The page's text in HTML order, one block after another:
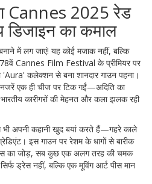
Cannes 2025 रेड
डिजाइन का कमाल
में लग जाएं! यह कोई मजाक नहीं, बल्कि
Cannes Film Festival के प्रीमियर पर
कलेक्शन से बना शानदार गाउन पहना।
एक ही चीज पर टिक गईं—अदिति का
कारीगरों की मेहनत और कला झलक रही
अपनी कहानी खुद बयां करते हैं—गहरे काले
इस गाउन पर रेशम के धागों से बारीक
का जोड़, सब कुछ एक अलग तरह की चमक
ड्रेस नहीं, बल्कि एक मूविंग आर्ट पीस मान